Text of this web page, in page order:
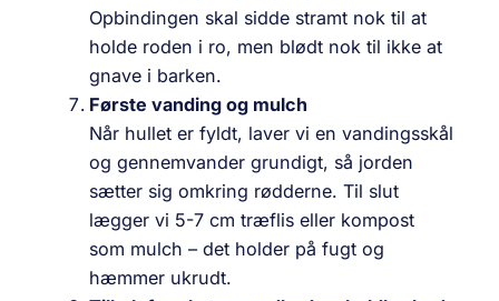
Opbindingen skal sidde stramt nok til at
holde roden i ro, men blødt nok til ikke at
gnave i barken.
Første vanding og mulch
Når hullet er fyldt, laver vi en vandingsskål
og gennemvander grundigt, så jorden
sætter sig omkring rødderne. Til slut
lægger vi 5-7 cm træflis eller kompost
som mulch – det holder på fugt og
hæmmer ukrudt.